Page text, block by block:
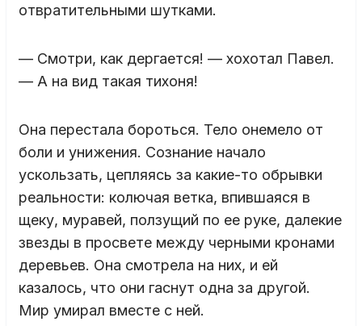
отвратительными шутками.
— Смотри, как дергается! — хохотал Павел.
— А на вид такая тихоня!
Она перестала бороться. Тело онемело от
боли и унижения. Сознание начало
ускользать, цепляясь за какие-то обрывки
реальности: колючая ветка, впившаяся в
щеку, муравей, ползущий по ее руке, далекие
звезды в просвете между черными кронами
деревьев. Она смотрела на них, и ей
казалось, что они гаснут одна за другой.
Мир умирал вместе с ней.